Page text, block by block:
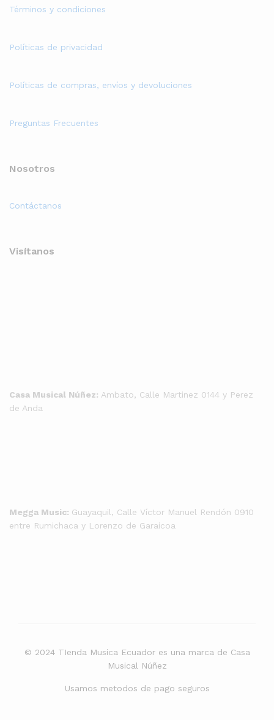
Términos y condiciones
Políticas de privacidad
Políticas de compras, envíos y devoluciones
Preguntas Frecuentes
Nosotros
Contáctanos
Visítanos
Casa Musical Núñez: Ambato, Calle Martinez 0144 y Perez
de Anda
Megga Music: Guayaquil, Calle Víctor Manuel Rendón 0910
entre Rumichaca y Lorenzo de Garaicoa
© 2024 TIenda Musica Ecuador es una marca de Casa
Musical Núñez
Usamos metodos de pago seguros